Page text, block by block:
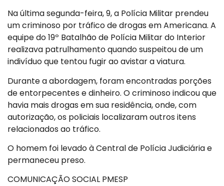
Na última segunda-feira, 9, a Polícia Militar prendeu
um criminoso por tráfico de drogas em Americana. A
equipe do 19º Batalhão de Polícia Militar do Interior
realizava patrulhamento quando suspeitou de um
indivíduo que tentou fugir ao avistar a viatura.
Durante a abordagem, foram encontradas porções
de entorpecentes e dinheiro. O criminoso indicou que
havia mais drogas em sua residência, onde, com
autorização, os policiais localizaram outros itens
relacionados ao tráfico.
O homem foi levado à Central de Polícia Judiciária e
permaneceu preso.
COMUNICAÇÃO SOCIAL PMESP